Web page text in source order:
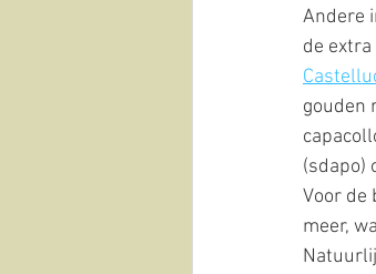
Andere
de
gouden
(sdapo)
Voor de
meer,